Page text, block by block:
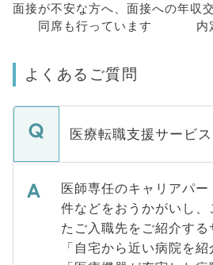
面接が不安な方へ、 面接への
同席も行っています
年収
内
よくあるご質問
医療転職支援サービス
医師専任のキャリアパ
件などをおうかがいし、
たご入職先をご紹介する
「自宅から近い病院を紹